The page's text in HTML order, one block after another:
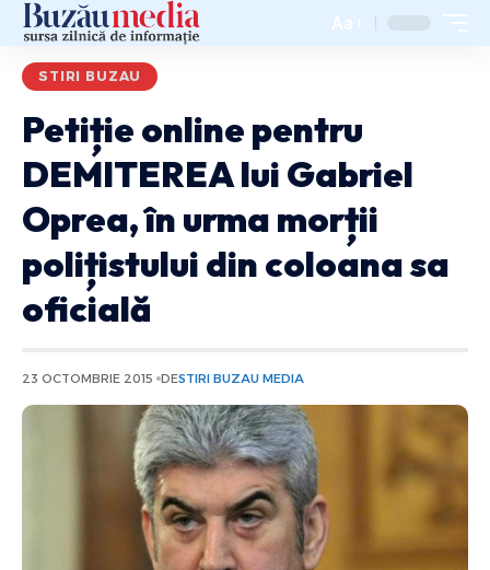
Aa
STIRI BUZAU
Petiție online pentru
DEMITEREA lui Gabriel
Oprea, în urma morții
polițistului din coloana sa
oficială
23 OCTOMBRIE 2015 DESTIRI BUZAU MEDIA